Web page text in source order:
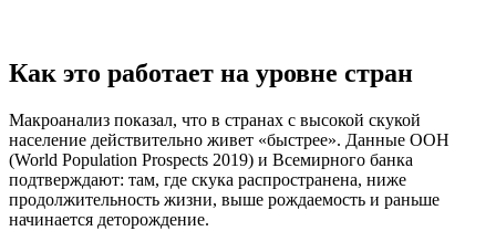
Как это работает на уровне стран
Макроанализ показал, что в странах с высокой скукой
население действительно живет «быстрее». Данные ООН
(World Population Prospects 2019) и Всемирного банка
подтверждают: там, где скука распространена, ниже
продолжительность жизни, выше рождаемость и раньше
начинается деторождение.